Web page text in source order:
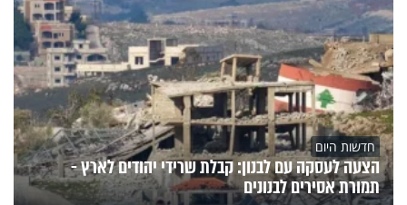
חדשות היום
הצעה לעסקה עם לבנון: קבלת שרידי יהודים לארץ -
תמורת אסירים לבנונים